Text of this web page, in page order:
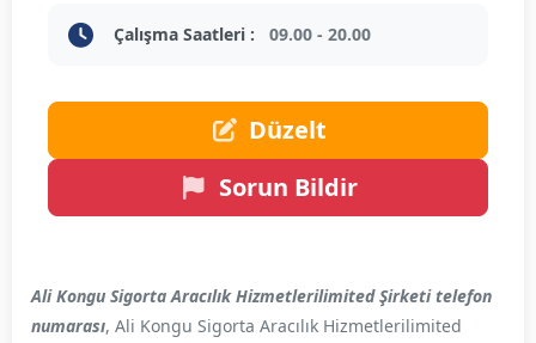
Çalışma Saatleri : 09.00 - 20.00
Düzelt
Sorun Bildir
Ali Kongu Sigorta Aracılık Hizmetlerilimited Şirketi telefon
numarası, Ali Kongu Sigorta Aracılık Hizmetlerilimited